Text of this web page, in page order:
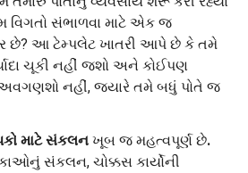
વિગતો સંભાળવા માટે એક જ
છે? આ ટેમ્પલેટ ખાતરી આપે છે કે તમે
ચૂકી નહીં જશો અને કોઈપણ
અવગણશો નહીં, જ્યારે તમે બધું પોતે જ
માટે સંકલન ખૂબ જ મહત્વપૂર્ણ છે.
સંકલન, ચોક્કસ કાર્યોની